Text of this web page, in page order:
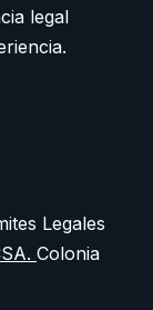
legal
Legales
Colonia